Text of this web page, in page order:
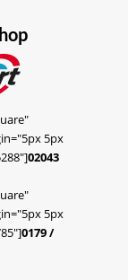
5px
02043
5px
0179 /